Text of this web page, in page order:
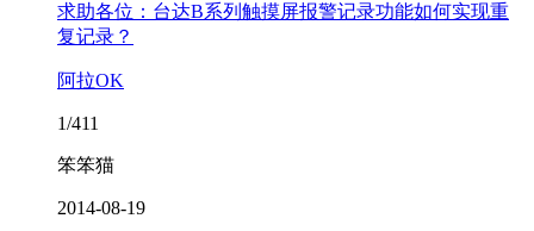
求助各位：台达B系列触摸屏报警记录功能如何实现重
复记录？
阿拉OK
1/411
笨笨猫
2014-08-19